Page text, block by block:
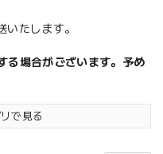
いたします。
る場合がございます。予め
で見る